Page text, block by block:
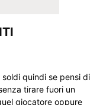
quindi se pensi di
tirare fuori un
giocatore oppure